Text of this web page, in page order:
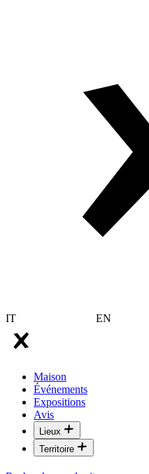
IT EN
Maison
Événements
Expositions
Avis
Lieux
Territoire